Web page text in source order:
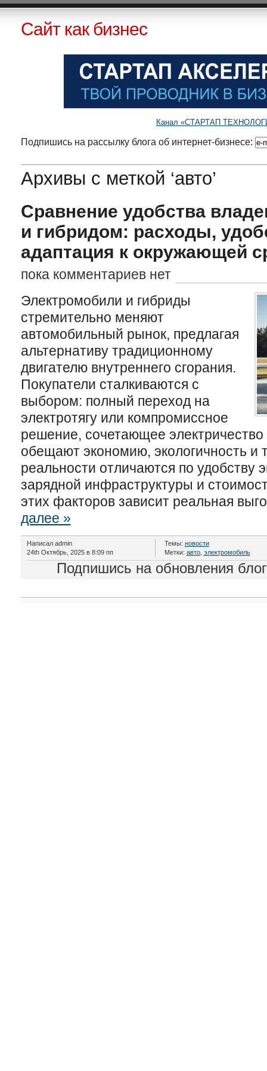
Сайт как бизнес
Канал «СТАРТАП
Подпишись на рассылку блога об интернет-бизнесе:
Архивы с меткой ‘авто’
Сравнение удобства
и гибридом: расходы,
адаптация к окружающей
пока комментариев нет
Электромобили и гибриды
стремительно меняют
автомобильный рынок, предлагая
альтернативу традиционному
двигателю внутреннего сгорания.
Покупатели сталкиваются с
выбором: полный переход на
электротягу или компромиссное
решение, сочетающее
обещают экономию, экологичность и
реальности отличаются по удобству
зарядной инфраструктуры и
этих факторов зависит реальная
далее »
Написал admin
24th Октябрь, 2025 в 8:09 пп
Темы: новости
Метки: авто, электромобиль
Подпишись на обновления